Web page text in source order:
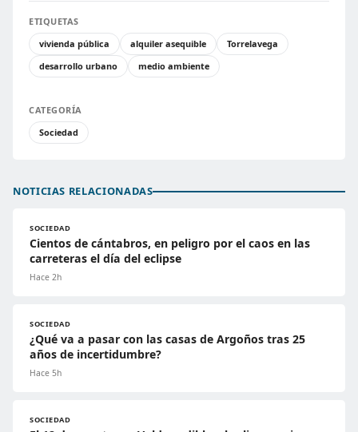
ETIQUETAS
vivienda pública
alquiler asequible
Torrelavega
desarrollo urbano
medio ambiente
CATEGORÍA
Sociedad
NOTICIAS RELACIONADAS
SOCIEDAD
Cientos de cántabros, en peligro por el caos en las
carreteras el día del eclipse
Hace 2h
SOCIEDAD
¿Qué va a pasar con las casas de Argoños tras 25
años de incertidumbre?
Hace 5h
SOCIEDAD